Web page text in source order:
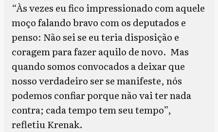
“Às vezes eu fico impressionado com aquele
moço falando bravo com os deputados e
penso: Não sei se eu teria disposição e
coragem para fazer aquilo de novo. Mas
quando somos convocados a deixar que
nosso verdadeiro ser se manifeste, nós
podemos confiar porque não vai ter nada
contra; cada tempo tem seu tempo”,
refletiu Krenak.